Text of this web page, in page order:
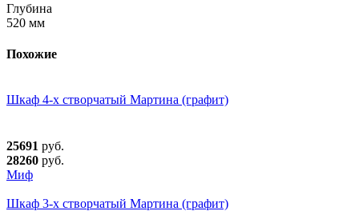
Глубина
520 мм
Похожие
Шкаф 4-х створчатый Мартина (графит)
25691 руб.
28260 руб.
Миф
Шкаф 3-х створчатый Мартина (графит)